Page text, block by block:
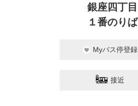
銀座四丁目
１番のりば
Myバス停登録
接近